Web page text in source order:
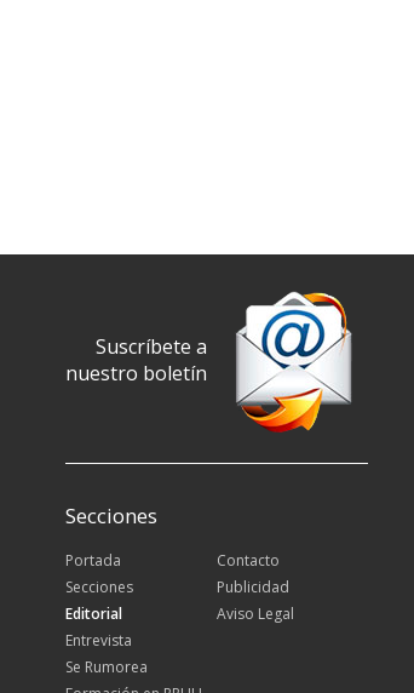
Suscríbete a
nuestro boletín
Secciones
Portada
Secciones
Editorial
Entrevista
Se Rumorea
Contacto
Publicidad
Aviso Legal